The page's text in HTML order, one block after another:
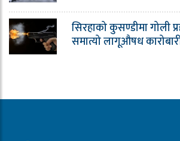
सिरहाको कुसण्डीमा गोली
समात्यो लागूऔषध